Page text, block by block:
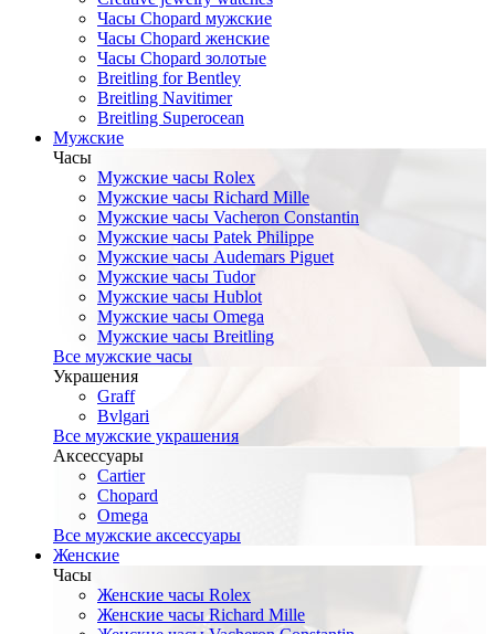
Часы Chopard мужские
Часы Сhopard женские
Часы Сhopard золотые
Breitling for Bentley
Breitling Navitimer
Breitling Superocean
Мужские
Часы
Мужские часы Rolex
Мужские часы Richard Mille
Мужские часы Vacheron Constantin
Мужские часы Patek Philippe
Мужские часы Audemars Piguet
Мужские часы Tudor
Мужские часы Hublot
Мужские часы Omega
Мужские часы Breitling
Все мужские часы
Украшения
Graff
Bvlgari
Все мужские украшения
Аксессуары
Cartier
Chopard
Omega
Все мужские аксессуары
Женские
Часы
Женские часы Rolex
Женские часы Richard Mille